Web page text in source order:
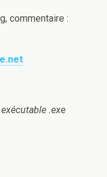
commentaire :
.exe